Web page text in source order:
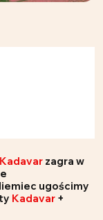
Kadavar zagra w
ugościmy
Kadavar +